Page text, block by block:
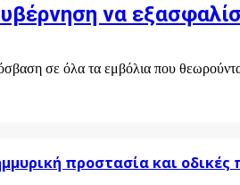
να
σε όλα τα εμβόλια που
προστασία και